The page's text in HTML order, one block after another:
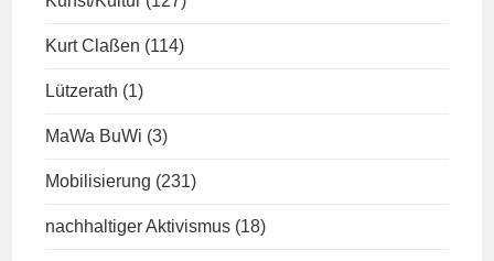
Kurt Claßen (114)
Lützerath (1)
MaWa BuWi (3)
Mobilisierung (231)
nachhaltiger Aktivismus (18)